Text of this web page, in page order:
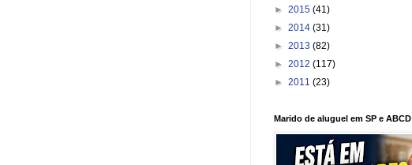
► 2015 (41)
► 2014 (31)
► 2013 (82)
► 2012 (117)
► 2011 (23)
Marido de aluguel em SP e ABCD